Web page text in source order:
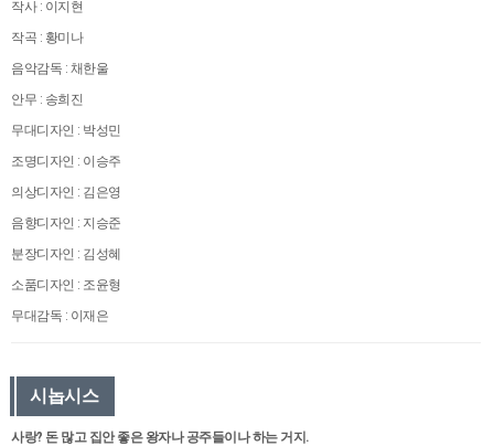
작사 : 이지현
작곡 : 황미나
음악감독 : 채한울
안무 : 송희진
무대디자인 : 박성민
조명디자인 : 이승주
의상디자인 : 김은영
음향디자인 : 지승준
분장디자인 : 김성혜
소품디자인 : 조윤형
무대감독 : 이재은
시놉시스
사랑? 돈 많고 집안 좋은 왕자나 공주들이나 하는 거지.